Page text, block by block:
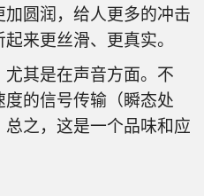
圆润，给人更多的冲击
来更丝滑、更真实。
其是在声音方面。不
的信号传输（瞬态处
之，这是一个品味和应